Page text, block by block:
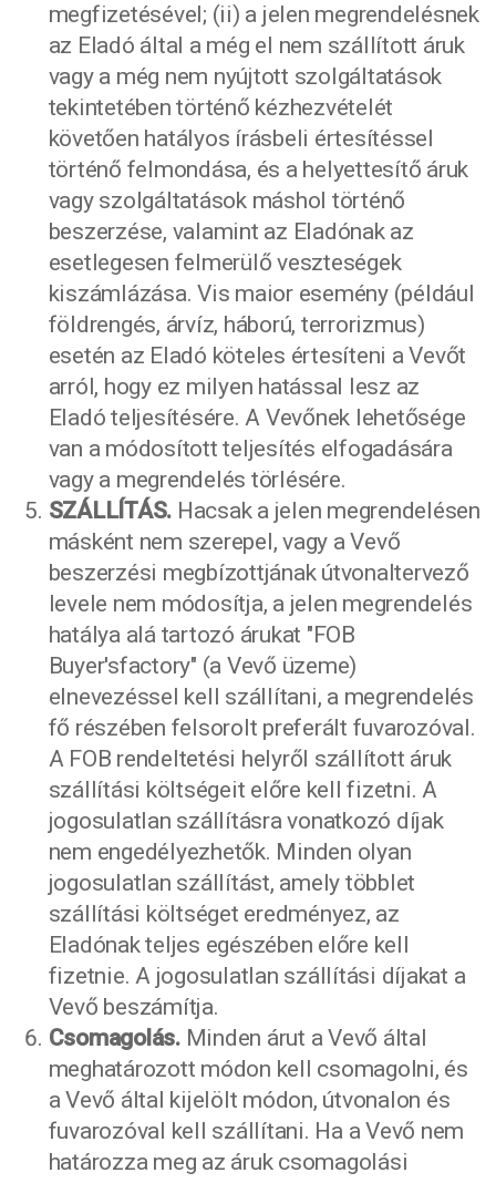
megfizetésével; (ii) a jelen megrendelésnek
az Eladó által a még el nem szállított áruk
vagy a még nem nyújtott szolgáltatások
tekintetében történő kézhezvételét
követően hatályos írásbeli értesítéssel
történő felmondása, és a helyettesítő áruk
vagy szolgáltatások máshol történő
beszerzése, valamint az Eladónak az
esetlegesen felmerülő veszteségek
kiszámlázása. Vis maior esemény (például
földrengés, árvíz, háború, terrorizmus)
esetén az Eladó köteles értesíteni a Vevőt
arról, hogy ez milyen hatással lesz az
Eladó teljesítésére. A Vevőnek lehetősége
van a módosított teljesítés elfogadására
vagy a megrendelés törlésére.
SZÁLLÍTÁS. Hacsak a jelen megrendelésen
másként nem szerepel, vagy a Vevő
beszerzési megbízottjának útvonaltervező
levele nem módosítja, a jelen megrendelés
hatálya alá tartozó árukat "FOB
Buyer'sfactory" (a Vevő üzeme)
elnevezéssel kell szállítani, a megrendelés
fő részében felsorolt preferált fuvarozóval.
A FOB rendeltetési helyről szállított áruk
szállítási költségeit előre kell fizetni. A
jogosulatlan szállításra vonatkozó díjak
nem engedélyezhetők. Minden olyan
jogosulatlan szállítást, amely többlet
szállítási költséget eredményez, az
Eladónak teljes egészében előre kell
fizetnie. A jogosulatlan szállítási díjakat a
Vevő beszámítja.
Csomagolás. Minden árut a Vevő által
meghatározott módon kell csomagolni, és
a Vevő által kijelölt módon, útvonalon és
fuvarozóval kell szállítani. Ha a Vevő nem
határozza meg az áruk csomagolási